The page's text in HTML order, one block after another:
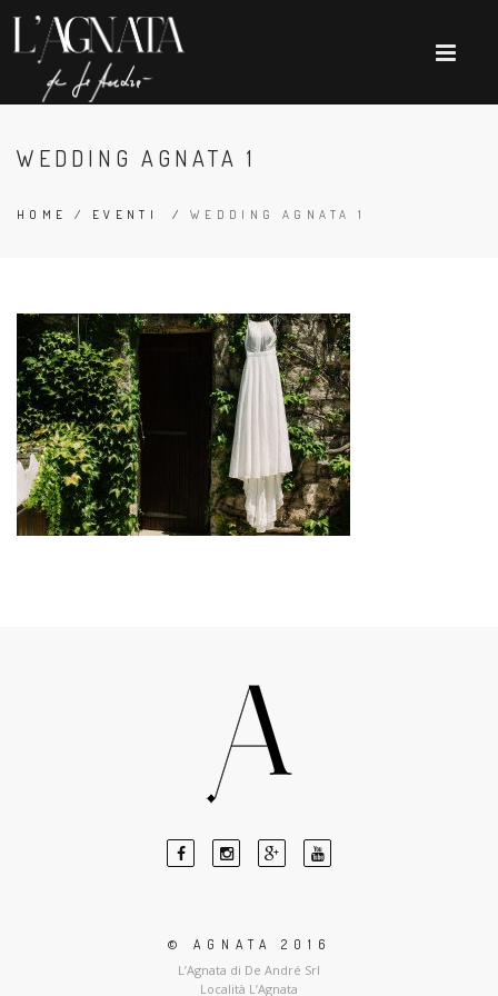
WEDDING AGNATA 1
HOME / EVENTI / WEDDING AGNATA 1
© AGNATA 2016
L’Agnata di De André Srl
Località L’Agnata